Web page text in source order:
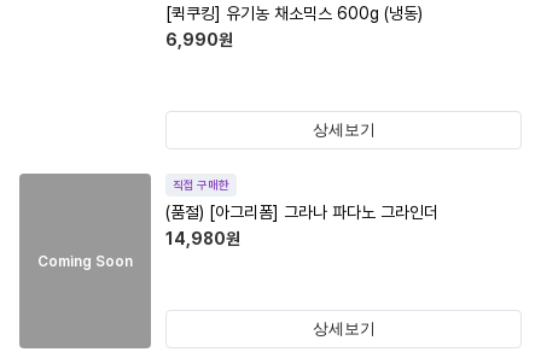
[퀵쿠킹] 유기농 채소믹스 600g (냉동)
6,990원
상세보기
Coming Soon
직접 구매한
(품절) [아그리폼] 그라나 파다노 그라인더
14,980원
상세보기